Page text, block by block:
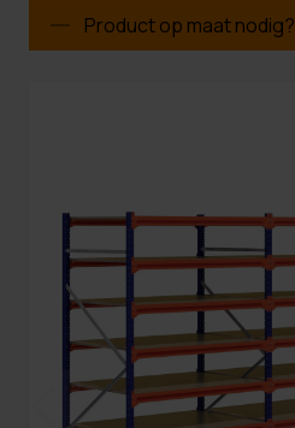
Product op maat nodig?